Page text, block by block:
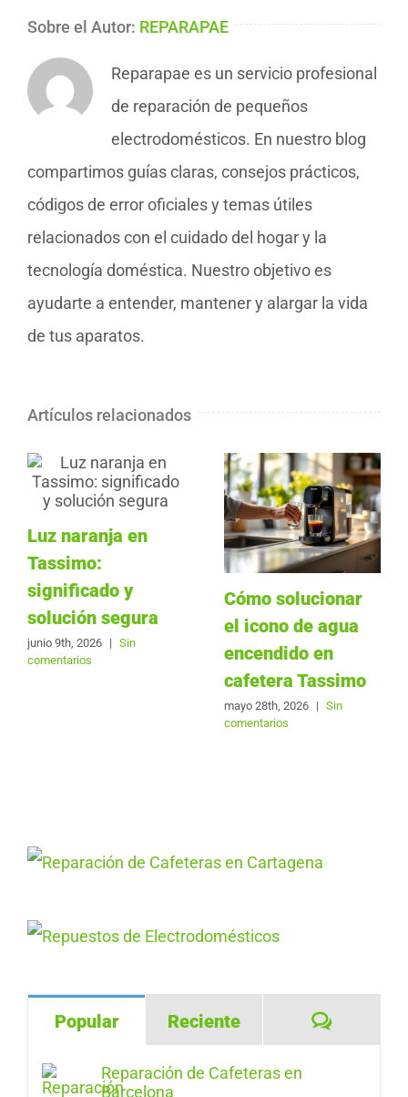
Sobre el Autor: REPARAPAE
Reparapae es un servicio profesional
de reparación de pequeños
electrodomésticos. En nuestro blog
compartimos guías claras, consejos prácticos,
códigos de error oficiales y temas útiles
relacionados con el cuidado del hogar y la
tecnología doméstica. Nuestro objetivo es
ayudarte a entender, mantener y alargar la vida
de tus aparatos.
Artículos relacionados
Luz naranja en
Tassimo:
significado y
solución segura
junio 9th, 2026 | Sin
comentarios
Cómo solucionar
el icono de agua
encendido en
cafetera Tassimo
mayo 28th, 2026 | Sin
comentarios
Popular Reciente
Reparación de Cafeteras en
Barcelona